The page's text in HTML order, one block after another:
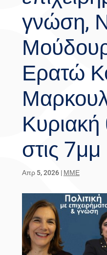
γνώση,
Ερατώ
στις 7μμ
Απρ 5, 2026| ΜΜΕ